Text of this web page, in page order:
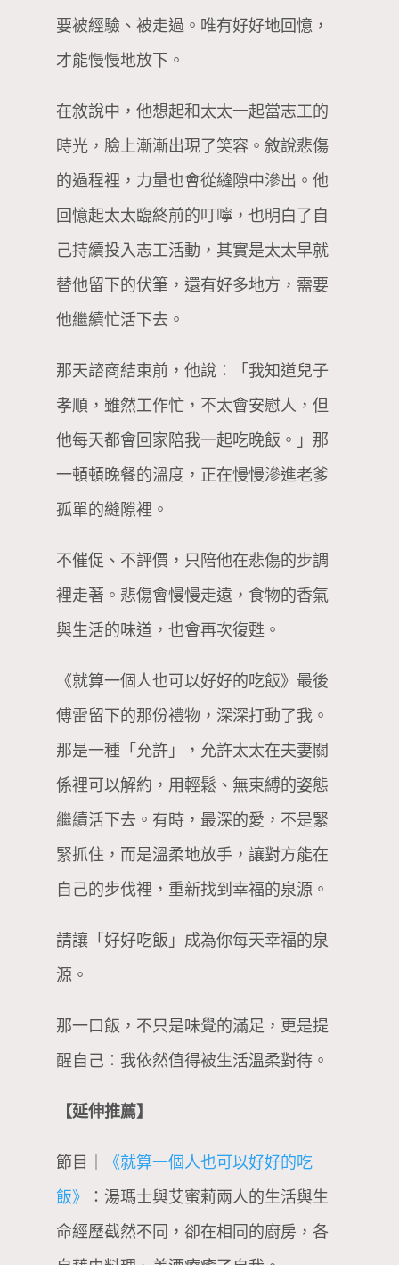
要被經驗、被走過。唯有好好地回憶，
才能慢慢地放下。
在敘說中，他想起和太太一起當志工的
時光，臉上漸漸出現了笑容。敘說悲傷
的過程裡，力量也會從縫隙中滲出。他
回憶起太太臨終前的叮嚀，也明白了自
己持續投入志工活動，其實是太太早就
替他留下的伏筆，還有好多地方，需要
他繼續忙活下去。
那天諮商結束前，他說：「我知道兒子
孝順，雖然工作忙，不太會安慰人，但
他每天都會回家陪我一起吃晚飯。」那
一頓頓晚餐的溫度，正在慢慢滲進老爹
孤單的縫隙裡。
不催促、不評價，只陪他在悲傷的步調
裡走著。悲傷會慢慢走遠，食物的香氣
與生活的味道，也會再次復甦。
《就算一個人也可以好好的吃飯》最後
傅雷留下的那份禮物，深深打動了我。
那是一種「允許」，允許太太在夫妻關
係裡可以解約，用輕鬆、無束縛的姿態
繼續活下去。有時，最深的愛，不是緊
緊抓住，而是溫柔地放手，讓對方能在
自己的步伐裡，重新找到幸福的泉源。
請讓「好好吃飯」成為你每天幸福的泉
源。
那一口飯，不只是味覺的滿足，更是提
醒自己：我依然值得被生活溫柔對待。
【延伸推薦】
節目｜
《就算一個人也可以好好的吃
飯》
：湯瑪士與艾蜜莉兩人的生活與生
命經歷截然不同，卻在相同的廚房，各